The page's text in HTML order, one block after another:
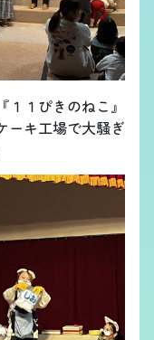
１ぴきのねこ』
ーキ工場で大騒ぎ